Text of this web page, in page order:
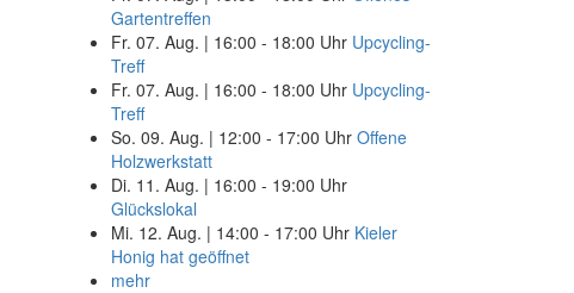
Gartentreffen
Fr. 07. Aug. | 16:00 - 18:00 Uhr Upcycling-
Treff
Fr. 07. Aug. | 16:00 - 18:00 Uhr Upcycling-
Treff
So. 09. Aug. | 12:00 - 17:00 Uhr Offene
Holzwerkstatt
Di. 11. Aug. | 16:00 - 19:00 Uhr
Glückslokal
Mi. 12. Aug. | 14:00 - 17:00 Uhr Kieler
Honig hat geöffnet
mehr